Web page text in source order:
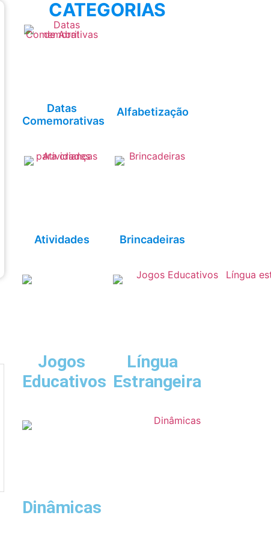
CATEGORIAS
Datas
Comemorativas
Alfabetização
Atividades Brincadeiras
Jogos
Educativos
Língua
Estrangeira
Dinâmicas